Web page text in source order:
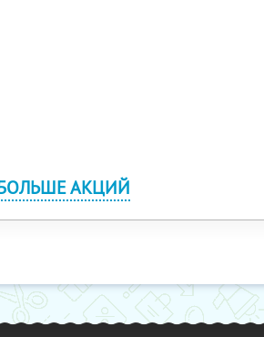
АКЦИЙ